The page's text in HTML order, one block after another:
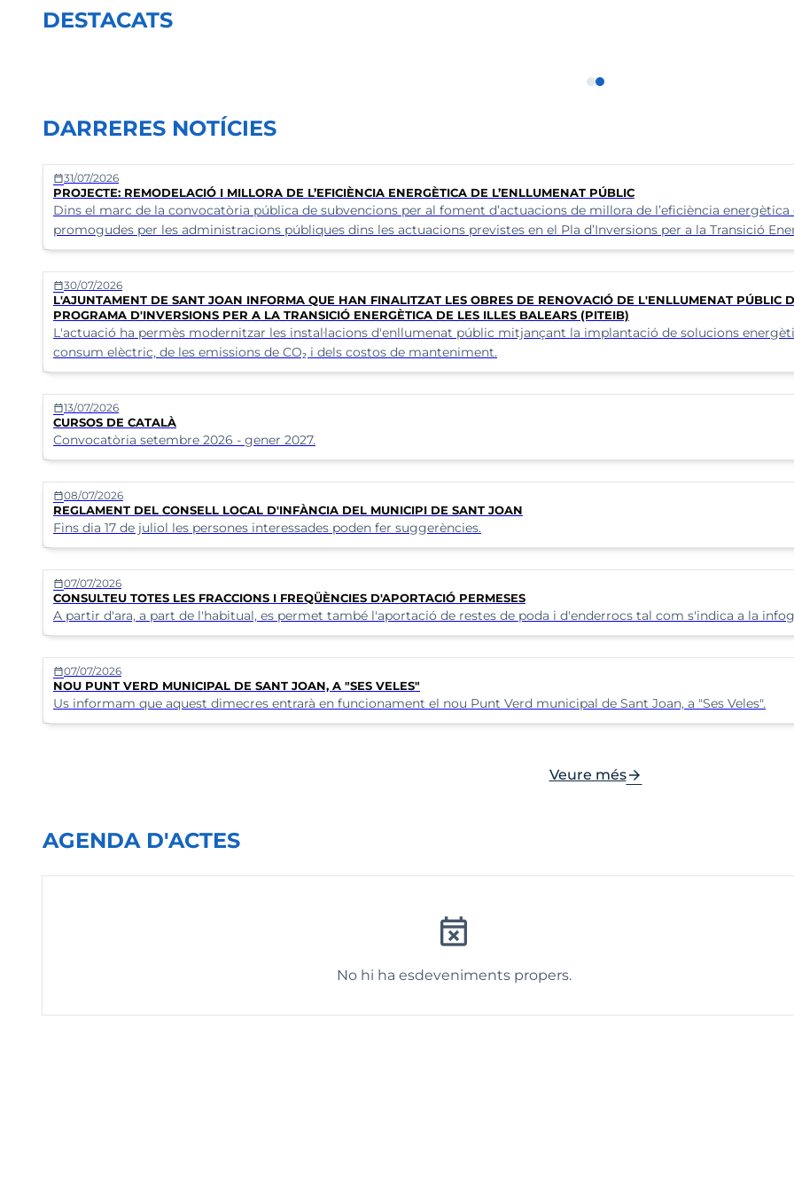
DESTACATS
DARRERES NOTÍCIES
calendar_today31/07/2026
PROJECTE: REMODELACIÓ I MILLORA DE L’EFICIÈNCIA ENERGÈTICA DE L’ENLLUMENAT PÚBLIC
Dins el marc de la convocatòria pública de subvencions per al foment d’actuacions de millora de l’eficiència
promogudes per les administracions públiques dins les actuacions previstes en el Pla d’Inversions per a la Transició
Recuperació, Transformació i Resiliència finançat per la Unió Europea (NextGenerationEU)
calendar_today30/07/2026
L'AJUNTAMENT DE SANT JOAN INFORMA QUE HAN FINALITZAT LES OBRES DE RENOVACIÓ DE L'ENLLUMENAT PÚBLIC
PROGRAMA D'INVERSIONS PER A LA TRANSICIÓ ENERGÈTICA DE LES ILLES BALEARS (PITEIB)
L'actuació ha permès modernitzar les instal·lacions d'enllumenat públic mitjançant la implantació de solucions
consum elèctric, de les emissions de CO₂ i dels costos de manteniment.
calendar_today13/07/2026
CURSOS DE CATALÀ
Convocatòria setembre 2026 - gener 2027.
calendar_today08/07/2026
REGLAMENT DEL CONSELL LOCAL D'INFÀNCIA DEL MUNICIPI DE SANT JOAN
Fins dia 17 de juliol les persones interessades poden fer suggerències.
calendar_today07/07/2026
CONSULTEU TOTES LES FRACCIONS I FREQÜÈNCIES D'APORTACIÓ PERMESES
A partir d'ara, a part de l'habitual, es permet també l'aportació de restes de poda i d'enderrocs tal com s'indica a la
calendar_today07/07/2026
NOU PUNT VERD MUNICIPAL DE SANT JOAN, A "SES VELES"
Us informam que aquest dimecres entrarà en funcionament el nou Punt Verd municipal de Sant Joan, a "Ses Veles".
Veure mésarrow_forward
AGENDA D'ACTES
event_busy
No hi ha esdeveniments propers.